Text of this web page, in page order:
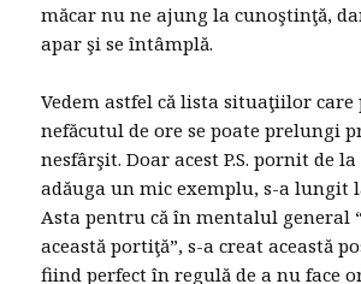
măcar nu ne ajung la cunoştinţă,
apar şi se întâmplă.
Vedem astfel că lista situaţiilor care
nefăcutul de ore se poate prelungi
nesfârşit. Doar acest P.S. pornit de
adăuga un mic exemplu, s-a lungit
Asta pentru că în mentalul general
această portiţă”, s-a creat această
fiind perfect în regulă de a nu face